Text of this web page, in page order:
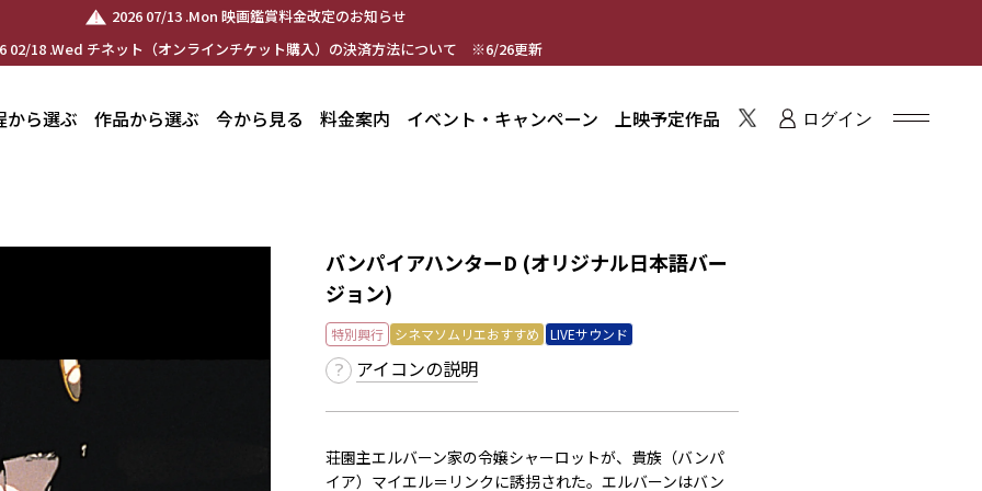
2026 07/13 .Mon 映画鑑賞料金改定のお知らせ
02/18 .Wed チネット（オンラインチケット購入）の決済方法について ※6/26更新
から選ぶ 作品から選ぶ 今から見る 料金案内 イベント・キャンペーン 上映予定作品 ログイン
バンパイアハンターD (オリジナル日本語バー
ジョン)
特別興行 シネマソムリエおすすめ LIVEサウンド
アイコンの説明
荘園主エルバーン家の令嬢シャーロットが、貴族（バンパ
イア）マイエル＝リンクに誘拐された。エルバーンはバン